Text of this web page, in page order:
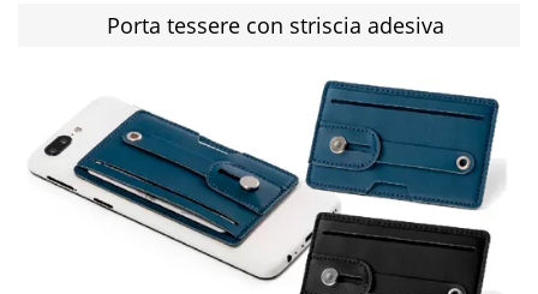
Porta tessere con striscia adesiva